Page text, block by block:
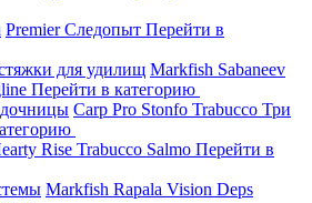
PremierСледопыт Перейти в
для удилищ Markfish Sabaneev
Перейти в категорию
Carp Pro Stonfo Trabucco Три
Rise Trabucco Salmo Перейти в
Markfish Rapala Vision Deps